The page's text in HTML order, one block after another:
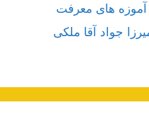
های معرفت
جواد آقا ملکی